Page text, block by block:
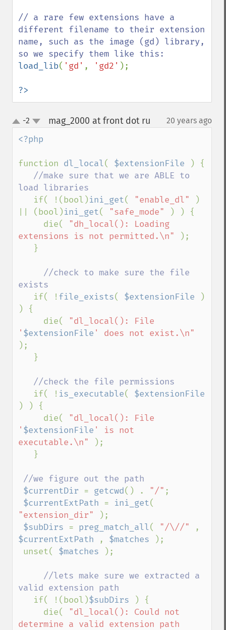
// a rare few extensions have a
different filename to their extension
name, such as the image (gd) library,
load_lib( 'gd' , 'gd2' );
?>
up
down
-2 mag_2000 at front dot ru 20 years ago
<?php
function dl_local( $extensionFile
) {
//make sure that we are ABLE to
load libraries
if( !(bool)ini_get( "enable_dl"
)
|| (bool)ini_get( "safe_mode"
) ) {
     die(
"dh_local(): Loading
extensions is not permitted.\n"
);
//check to make sure the file
exists
if( ! file_exists( $extensionFile
)
) {
     die(
"dl_local(): File
' $extensionFile
);
//check the file permissions
if( ! is_executable(
) ) {
     die(
"dl_local(): File
' $extensionFile ' is not
executable.\n"
);
//we figure out the path
$currentDir = getcwd() . "/" ;
$currentExtPath = ini_get
"extension_dir"
);
$subDirs = preg_match_all( "/\//"
$currentExtPath
, $matches
);
unset( $matches );
//lets make sure we extracted a
valid extension path
if( !(bool)$subDirs
) {
     die(
"dl_local(): Could not
determine a valid extension path